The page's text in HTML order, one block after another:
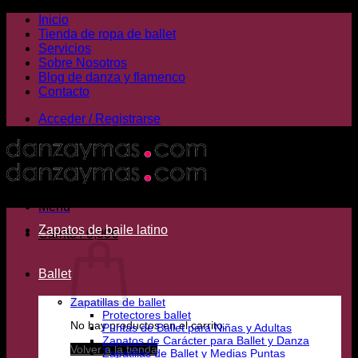
Saltar
contenido
Inicio
Tienda de ropa de ballet
Servicios
Sobre Nosotros
Blog de danza y flamenco
Contacto
Acceder / Registrarse
Menú
Carrito /0,00€
No hay productos en el carrito.
Volver a la tienda
Zapatos de baile latino
Ballet
Zapatillas de ballet
Protectores ballet
Puntas de Ballet para Niñas y Adultas
Zapatos de Carácter para Ballet y Danza
Zapatillas de Ballet y Medias Puntas